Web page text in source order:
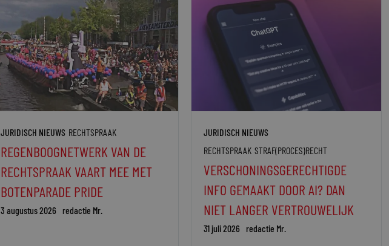
JURIDISCH NIEUWS RECHTSPRAAK
REGENBOOGNETWERK VAN DE
RECHTSPRAAK VAART MEE MET
BOTENPARADE PRIDE
3 augustus 2026 redactie Mr.
JURIDISCH NIEUWS
RECHTSPRAAK STRAF(PROCES)RECHT
VERSCHONINGSGERECHTIGDE
INFO GEMAAKT DOOR AI? DAN
NIET LANGER VERTROUWELIJK
31 juli 2026 redactie Mr.